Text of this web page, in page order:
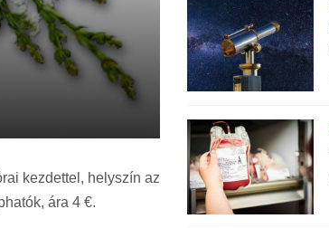
kezdettel, helyszín az
ára 4 €.